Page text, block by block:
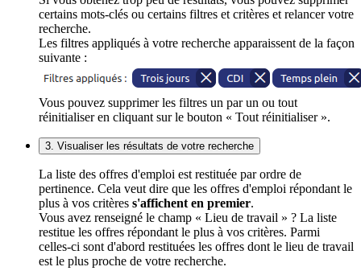
certains mots-clés ou certains filtres et critères et relancer votre
recherche.
Les filtres appliqués à votre recherche apparaissent de la façon
suivante :
Vous pouvez supprimer les filtres un par un ou tout
réinitialiser en cliquant sur le bouton « Tout réinitialiser ».
3. Visualiser les résultats de votre recherche
La liste des offres d'emploi est restituée par ordre de
pertinence. Cela veut dire que les offres d'emploi répondant le
plus à vos critères s'affichent en premier.
Vous avez renseigné le champ « Lieu de travail » ? La liste
restitue les offres répondant le plus à vos critères. Parmi
celles-ci sont d'abord restituées les offres dont le lieu de travail
est le plus proche de votre recherche.